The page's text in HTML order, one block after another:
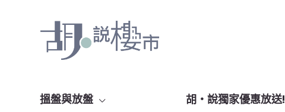
搵盤與放盤 胡‧說獨家優惠放送!